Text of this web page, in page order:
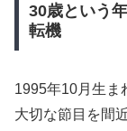
30歳という
転機
1995年10月生ま
大切な節目を間